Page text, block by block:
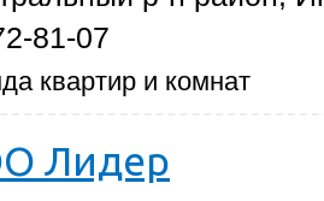
81-07
квартир и комнат
Лидер